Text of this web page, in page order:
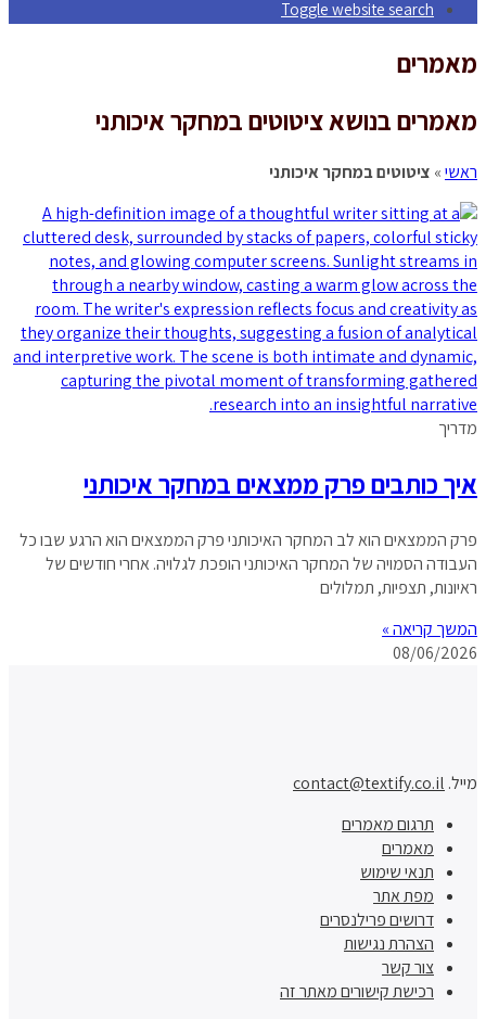
Toggle website search
מאמרים
מאמרים בנושא ציטוטים במחקר איכותני
ראשי» ציטוטים במחקר איכותני
מדריך
איך כותבים פרק ממצאים במחקר איכותני
פרק הממצאים הוא לב המחקר האיכותני פרק הממצאים הוא הרגע שבו כל
העבודה הסמויה של המחקר האיכותני הופכת לגלויה. אחרי חודשים של
ראיונות, תצפיות, תמלולים
המשך קריאה »
08/06/2026
מייל. contact@textify.co.il
תרגום מאמרים
מאמרים
תנאי שימוש
מפת אתר
דרושים פרילנסרים
הצהרת נגישות
צור קשר
רכישת קישורים מאתר זה